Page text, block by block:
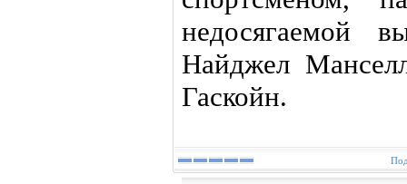
недосягаемой
Найджел
Гаскойн.